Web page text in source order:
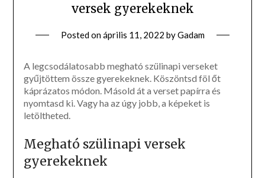
versek gyerekeknek
Posted onáprilis 11, 2022 byGadam
A legcsodálatosabb megható szülinapi verseket
gyűjtöttem össze gyerekeknek. Köszöntsd föl őt
káprázatos módon. Másold át a verset papírra és
nyomtasd ki. Vagy ha az úgy jobb, a képeket is
letöltheted.
Megható szülinapi versek
gyerekeknek